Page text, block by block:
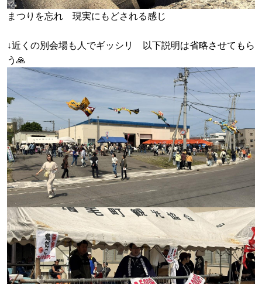
まつりを忘れ 現実にもどされる感じ
↓近くの別会場も人でギッシリ 以下説明は省略させてもら
う🙏